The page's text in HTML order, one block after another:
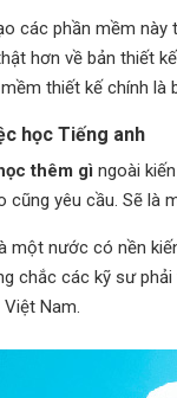
các phần mềm này
hơn về bản thiết
thiết kế chính là
học Tiếng anh
thêm gì ngoài
cũng yêu cầu. Sẽ là
một nước có nền
chắc các kỹ sư
Nam.